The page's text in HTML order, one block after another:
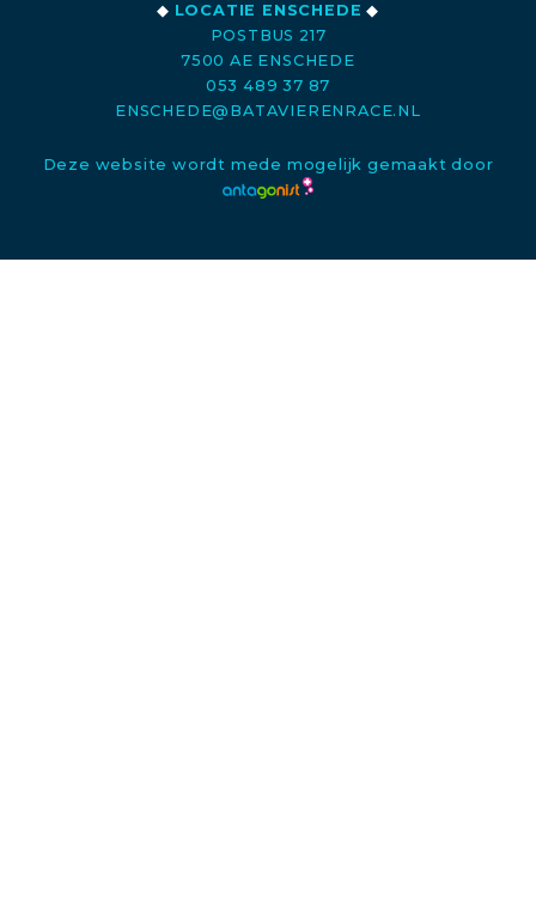
◆ LOCATIE ENSCHEDE ◆
POSTBUS 217
7500 AE ENSCHEDE
053 489 37 87
ENSCHEDE@BATAVIERENRACE.NL
Deze website wordt mede mogelijk gemaakt door